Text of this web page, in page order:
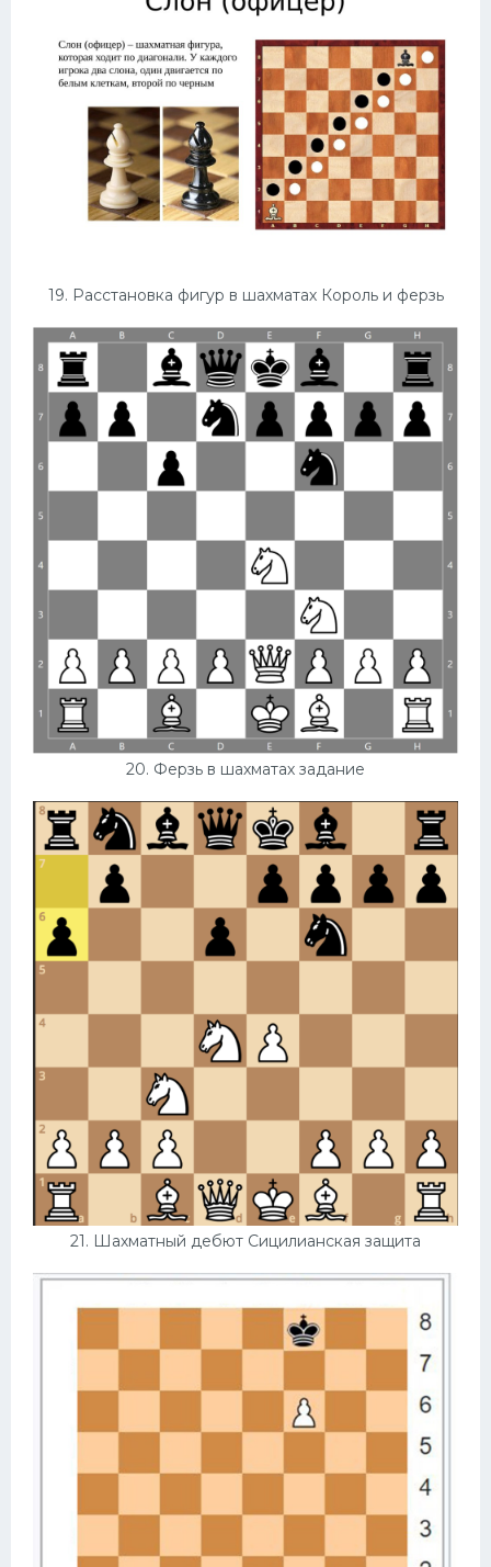
19. Расстановка фигур в шахматах Король и ферзь
20. Ферзь в шахматах задание
21. Шахматный дебют Сицилианская защита